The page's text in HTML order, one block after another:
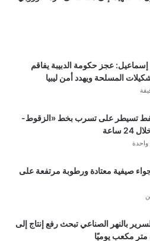
عجز حكومة الدبيبة يفاقم
المسلحة ويهدد أمن ليبيا
تسيطر على تسرب بخط «الزقوط-
ساعة
صيفية معتادة ورطوبة مرتفعة على
بالنهر الصناعي تبحث رفع إنتاج إلى